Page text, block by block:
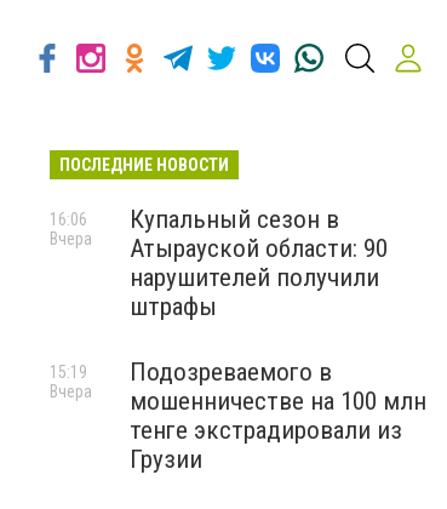
ПОСЛЕДНИЕ НОВОСТИ
Купальный сезон в
Атырауской области: 90
нарушителей получили
штрафы
16:06
Вчера
Подозреваемого в
мошенничестве на 100 млн
тенге экстрадировали из
Грузии
15:19
Вчера